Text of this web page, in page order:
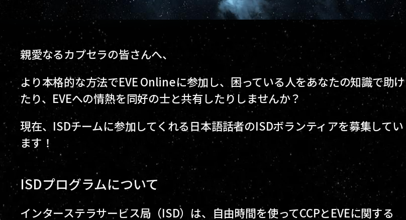
親愛なるカプセラの皆さんへ、
より本格的な方法でEVE Onlineに参加し、困っている人をあなたの知識で助け
たり、EVEへの情熱を同好の士と共有したりしませんか？
現在、ISDチームに参加してくれる日本語話者のISDボランティアを募集してい
ます！
ISDプログラムについて
インターステラサービス局（ISD）は、自由時間を使ってCCPとEVEに関する